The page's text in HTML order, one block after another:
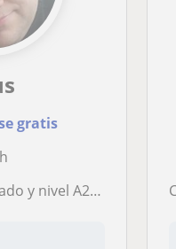
gratis
A2 EOI Zaragoza